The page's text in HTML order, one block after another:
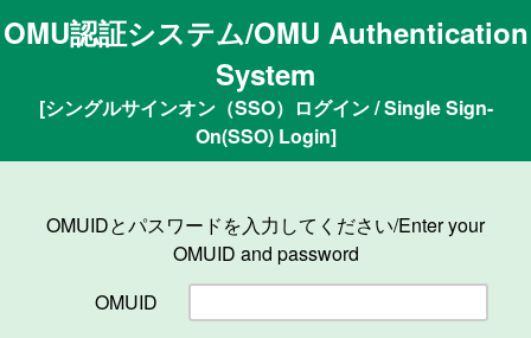
OMU認証システム/OMU Authentication
System
[シングルサインオン（SSO）ログイン / Single Sign-
On(SSO) Login]
OMUIDとパスワードを入力してください/Enter your
OMUID and password
OMUID